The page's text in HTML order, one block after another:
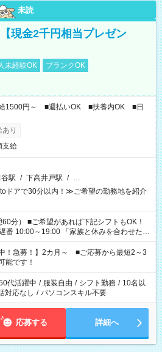
未読
現金2千円相当プレゼン
未経験OK
ブランクOK
給1500円～ ■週払いOK ■扶養内OK ■日
り
支給
駅 / 下高井戸駅 / …
ドアで30分以内！≫ご希望の勤務地を紹介
シフトもOK！
「家族と休みを合わせた
夕飯の準備がしたい」 「できれば残業はし
を教えてくださいね。 ※Wワーク希望
事で希望する勤務時間と、もう1つのお仕事
週40時間を超える場合は応募できません。
中！急募！】2カ月～ ■ご応募から最短2～3
能です！
代活躍中 / 服装自由 / シフト勤務 / 10名以
対応なし / パソコンスキル不要
応募する 詳細へ